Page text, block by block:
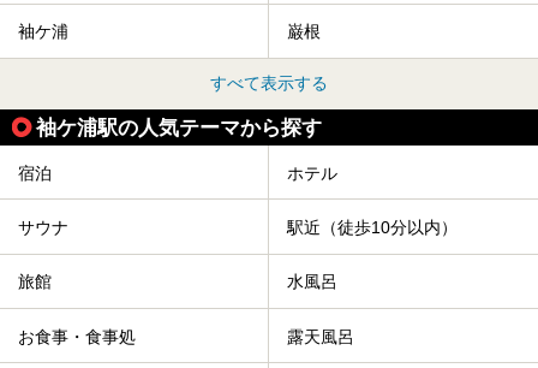
袖ケ浦 巌根
すべて表示する
袖ケ浦駅の人気テーマから探す
宿泊 ホテル
サウナ 駅近（徒歩10分以内）
旅館 水風呂
お食事・食事処 露天風呂